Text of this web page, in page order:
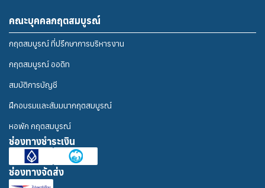
คณะบุคคลกฤตสมบูรณ์
กฤตสมบูรณ์ ที่ปรึกษาการบริหารงาน
กฤตสมบูรณ์ ออดิท
สมบัติการบัญชี
ฝึกอบรมและสัมมนากฤตสมบูรณ์
หอพัก กฤตสมบูรณ์
ช่องทางชำระเงิน
ช่องทางจัดส่ง